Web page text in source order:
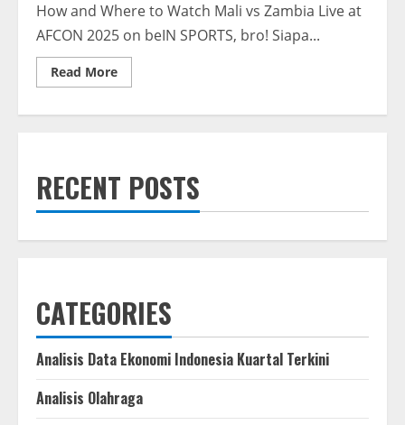
How and Where to Watch Mali vs Zambia Live at
AFCON 2025 on beIN SPORTS, bro! Siapa...
Read MoreRead
more
vs
Zambia
Live
RECENT POSTS
CATEGORIES
Analisis Data Ekonomi Indonesia Kuartal Terkini
Analisis Olahraga